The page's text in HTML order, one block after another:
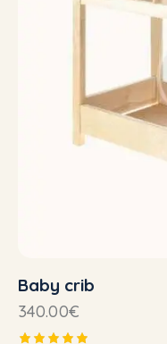
Baby crib
340.00€